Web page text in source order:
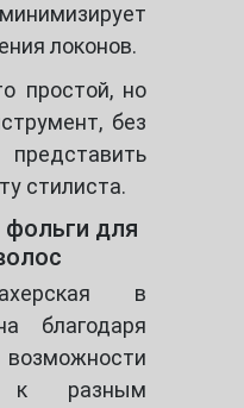
локонов.
простой, но
без
стилиста.
для
в
благодаря
к разным